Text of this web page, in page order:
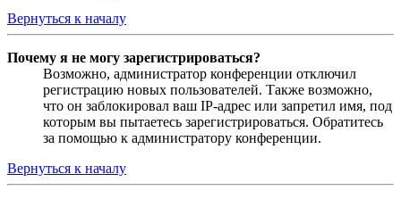
Вернуться к началу
Почему я не могу зарегистрироваться?
Возможно, администратор конференции отключил
регистрацию новых пользователей. Также возможно,
что он заблокировал ваш IP-адрес или запретил имя, под
которым вы пытаетесь зарегистрироваться. Обратитесь
за помощью к администратору конференции.
Вернуться к началу